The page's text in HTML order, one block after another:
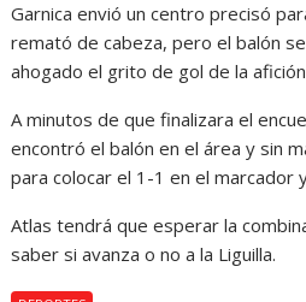
Garnica envió un centro precisó
remató de cabeza, pero el balón
ahogado el grito de gol de la
A minutos de que finalizara el
encontró el balón en el área y sin
para colocar el 1-1 en el marcador
Atlas tendrá que esperar la
saber si avanza o no a la Liguilla.